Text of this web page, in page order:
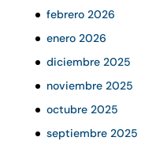
febrero 2026
enero 2026
diciembre 2025
noviembre 2025
octubre 2025
septiembre 2025